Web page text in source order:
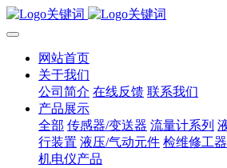
网站首页
关于我们
公司简介 在线反馈 联系我们
产品展示
全部 传感器/变送器 流量计系列
行装置 液压/气动元件 检维修工
机电仪产品